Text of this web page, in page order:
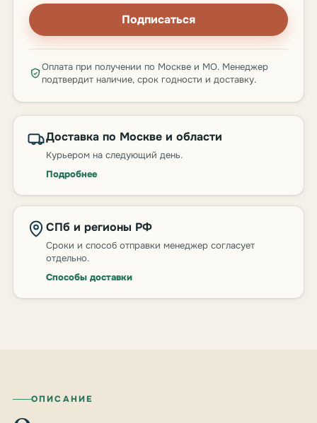
Подписаться
Оплата при получении по Москве и МО. Менеджер
подтвердит наличие, срок годности и доставку.
Доставка по Москве и области
Курьером на следующий день.
Подробнее
СПб и регионы РФ
Сроки и способ отправки менеджер согласует
отдельно.
Способы доставки
ОПИСАНИЕ